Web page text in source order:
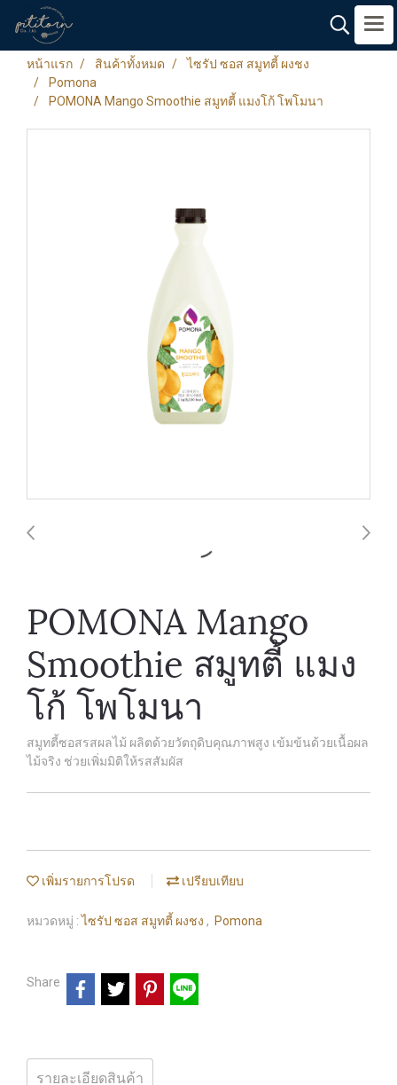
หน้าแรก สินค้าทั้งหมด
ไซรัป ซอส สมูทตี้ ผงชง
Pomona
POMONA Mango Smoothie สมูทตี้ แมงโก้ โพโมนา
POMONA Mango
Smoothie สมูทตี้ แมง
โก้ โพโมนา
สมูทตี้ซอสรสผลไม้ ผลิตด้วยวัตถุดิบคุณภาพสูง เข้มข้นด้วยเนื้อผล
ไม้จริง ช่วยเพิ่มมิติให้รสสัมผัส
เพิ่มรายการโปรด เปรียบเทียบ
หมวดหมู่ :ไซรัป ซอส สมูทตี้ ผงชง , Pomona
Share
รายละเอียดสินค้า